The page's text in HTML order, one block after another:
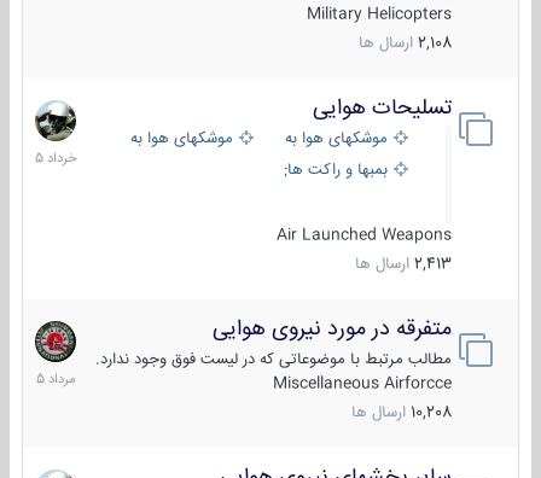
Military Helicopters
2,108 ارسال ها
تسلیحات هوایی
موشکهای هوا به هوا
موشکهای هوا به سطح
بمبها و راکت های هوایی
Air Launched Weapons
2,413 ارسال ها
30
خرداد
1405
متفرقه در مورد نیروی هوایی
مطالب مرتبط با موضوعاتی که در لیست فوق وجود ندارد.
Miscellaneous Airforcce
10,208 ارسال ها
7
مرداد
1405